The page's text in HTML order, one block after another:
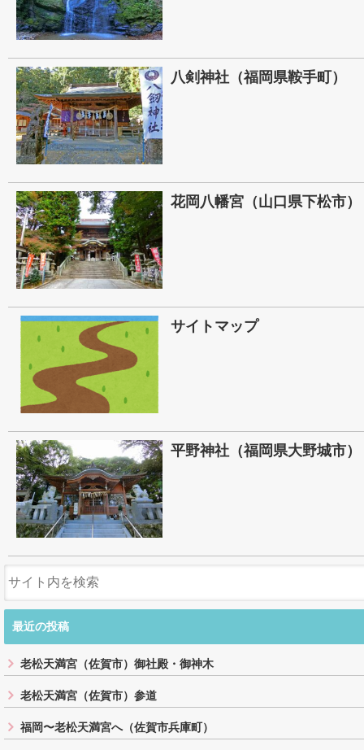
八剣神社（福岡県鞍手町）
花岡八幡宮（山口県下松市）
サイトマップ
平野神社（福岡県大野城市）
最近の投稿
老松天満宮（佐賀市）御社殿・御神木
老松天満宮（佐賀市）参道
福岡〜老松天満宮へ（佐賀市兵庫町）